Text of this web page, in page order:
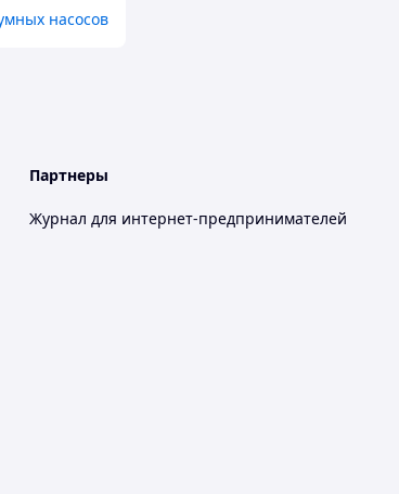
насосов
Партнеры
Журнал для интернет-предпринимателей